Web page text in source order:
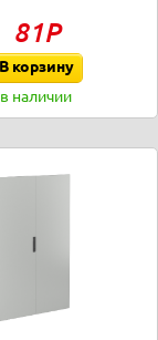
81Р
В корзину
в наличии